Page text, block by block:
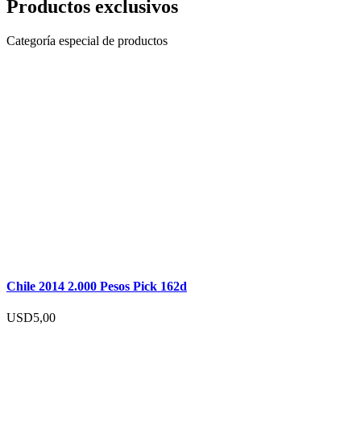
Productos exclusivos
Categoría especial de productos
Chile 2014 2.000 Pesos Pick 162d
USD5,00